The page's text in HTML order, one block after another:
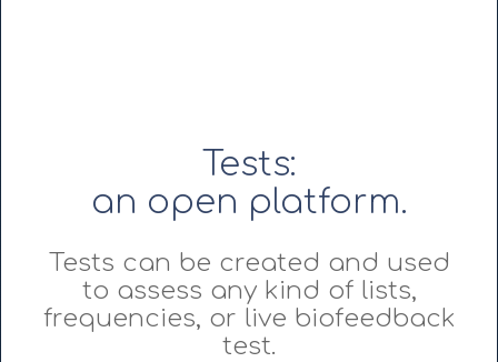
Tests:
an open platform.
Tests can be created and used
to assess any kind of lists,
frequencies, or live biofeedback
test.